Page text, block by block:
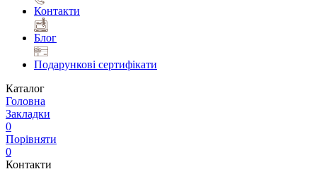
Контакти
Блог
Подарункові сертифікати
Каталог
Головна
Закладки
0
Порівняти
0
Контакти